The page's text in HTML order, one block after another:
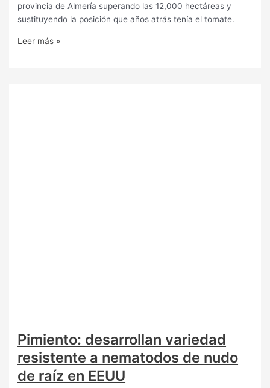
provincia de Almería superando las 12,000 hectáreas y
sustituyendo la posición que años atrás tenía el tomate.
Leer más »
Pimiento: desarrollan variedad
resistente a nematodos de nudo
de raíz en EEUU